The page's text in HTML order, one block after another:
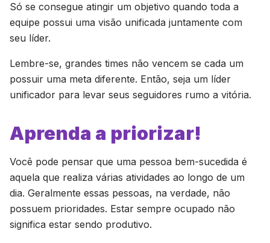
Só se consegue atingir um objetivo quando toda a
equipe possui uma visão unificada juntamente com
seu líder.
Lembre-se, grandes times não vencem se cada um
possuir uma meta diferente. Então, seja um líder
unificador para levar seus seguidores rumo a vitória.
Aprenda a priorizar!
Você pode pensar que uma pessoa bem-sucedida é
aquela que realiza várias atividades ao longo de um
dia. Geralmente essas pessoas, na verdade, não
possuem prioridades. Estar sempre ocupado não
significa estar sendo produtivo.